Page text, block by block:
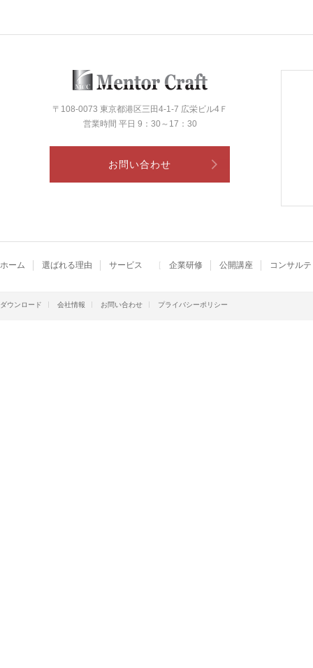
〒108-0073 東京都港区三田4-1-7 広栄ビル4Ｆ
営業時間 平日 9：30～17：30
お問い合わせ
ホーム 選ばれる理由 サービス 企業研修 公開講座 コンサル
ダウンロード 会社情報 お問い合わせ プライバシーポリシー